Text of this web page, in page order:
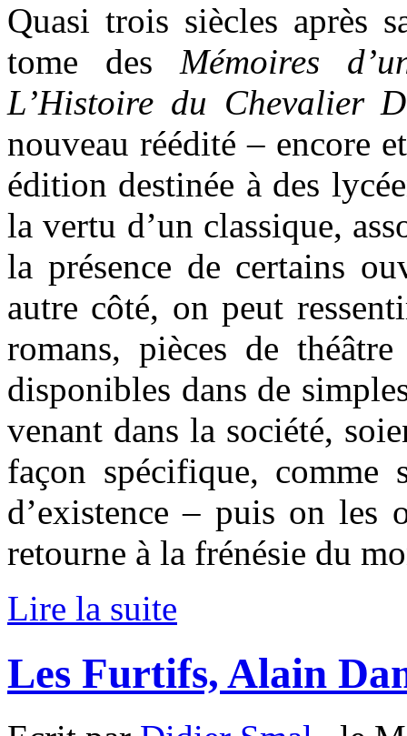
Quasi trois siècles après
tome desMémoires
L’Histoire du Chevalier
nouveau réédité – encore
édition destinée à des
la vertu d’un classique,
la présence de certains
autre côté, on peut
romans, pièces de
disponibles dans de
venant dans la société,
façon spécifique, comme
d’existence – puis on les
retourne à la frénésie du
Lire la suite
Les Furtifs, Alain